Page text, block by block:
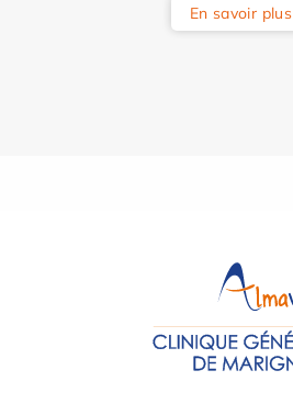
En savoir plus